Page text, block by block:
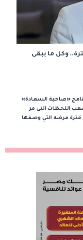
وكل ما ببقى
«صاحبة السعادة»
اللحظات التي مر
فترة مرضه التي وصفها